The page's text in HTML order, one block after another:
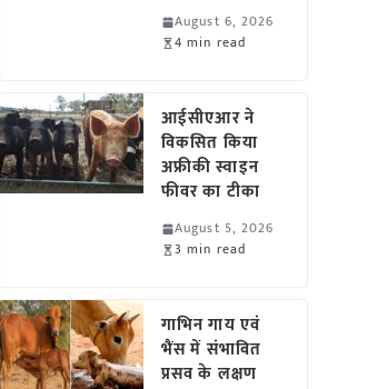
August 6, 2026
4 min read
आईसीएआर ने
विकसित किया
अफ्रीकी स्वाइन
फीवर का टीका
August 5, 2026
3 min read
गाभिन गाय एवं
भैंस में संभावित
प्रसव के लक्षण